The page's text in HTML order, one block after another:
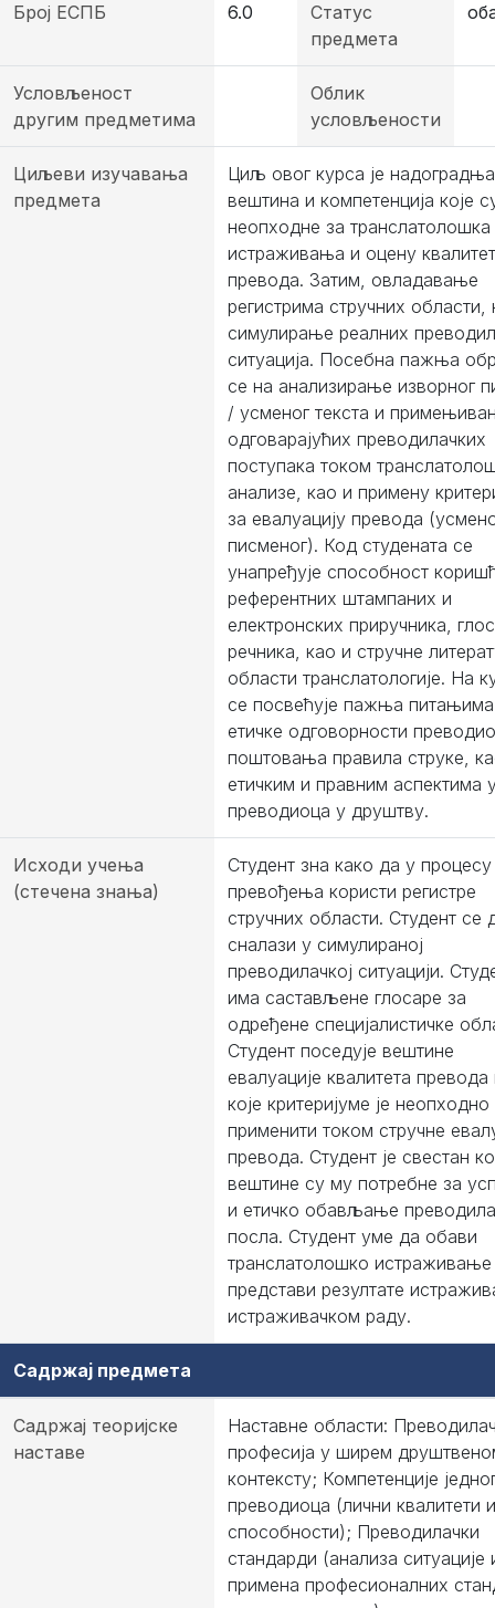
Број ЕСПБ 6.0
Статус
предмета
Условљеност
другим предметима
Облик
условљености
Циљеви изучавања
предмета
Циљ овог курса је надоградња
вештина и компетенција које
неопходнe за транслатолошка
истраживања и оцену
превода. Затим, овладавање
регистрима стручних области,
симулирање реалних
ситуација. Посебна пажња
се на анализирање изворног
/ усменог текста и
одговарајућих преводилачких
поступака током
анализе, као и примену
за евалуацију превода
писменог). Код студената се
унапређује способност
референтних штампаних и
електронских приручника,
речника, као и стручне
области транслатологије. На
се посвећује пажња питањима
етичке одговорности
поштовања правила струке,
етичким и правним аспектима
преводиoца у друштву.
Исходи учења
(стечена знања)
Студент зна како да у процесу
превођења користи регистрe
стручних области. Студент се
сналази у симулираној
преводилачкој ситуацији.
има састављене глосаре за
одређене специјалистичке
Студент поседује вештине
евалуације квалитета превода
које критеријуме је неопходно
применити током стручне
превода. Студент је свестан
вештине су му потребне за
и етичко обављање
посла. Студент уме да обави
транслатолошко
представи резултате
истраживачком раду.
Садржај предмета
Садржај теоријске
наставе
Наставне области:
професија у ширем
контексту; Компетенције
преводиоца (лични квалитети и
способности); Преводилачки
стандарди (анализа ситуације
примена професионалних